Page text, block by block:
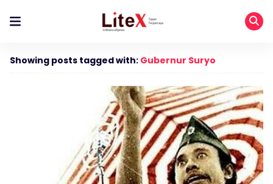
Showing posts tagged with: Gubernur Suryo